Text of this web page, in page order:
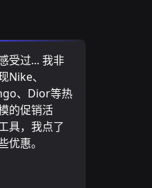
受过... 我非
Nike、
、Dior等热
的促销活
具，我点了
优惠。